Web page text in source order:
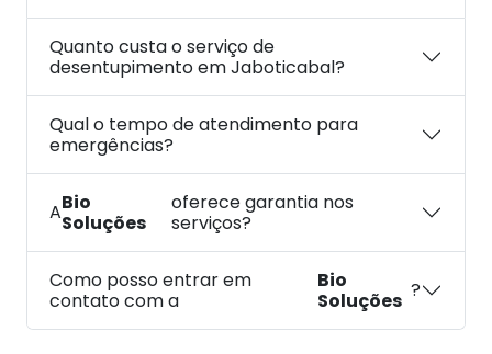
Quanto custa o serviço de
desentupimento em Jaboticabal?
Qual o tempo de atendimento para
emergências?
ABio
Soluções
oferece garantia nos
serviços?
Como posso entrar em
contato com a
Bio
Soluções ?